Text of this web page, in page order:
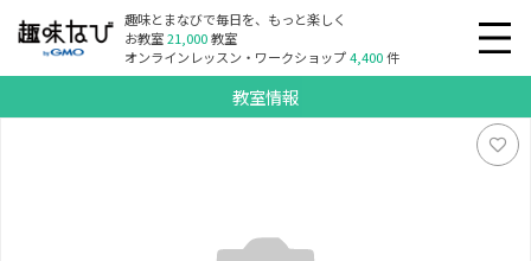
趣味とまなびで毎日を、もっと楽しく
お教室21,000教室
オンラインレッスン・ワークショップ4,400件
教室情報